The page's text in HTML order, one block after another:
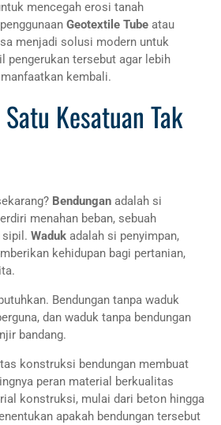
mencegah erosi tanah
Geotextile Tubeatau
menjadi solusi modern untuk
pengerukan tersebut agar lebih
kembali.
Kesatuan Tak
Bendunganadalah si
menahan beban, sebuah
sipil. Wadukadalah si penyimpan,
kehidupan bagi pertanian,
Bendungan tanpa waduk
dan waduk tanpa bendungan
bandang.
konstruksi bendungan membuat
peran material berkualitas
konstruksi, mulai dari beton hingga
apakah bendungan tersebut